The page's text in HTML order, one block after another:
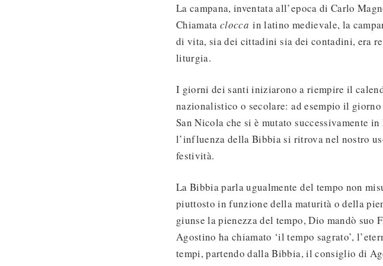
La campana, inventata all’epoca di Carlo
Chiamatacloccain latino medievale, la
di vita, sia dei cittadini sia dei contadini, era
liturgia.
I giorni dei santi iniziarono a riempire il
nazionalistico o secolare: ad esempio il
San Nicola che si è mutato successivamente
l’influenza della Bibbia si ritrova nel nostro
festività.
La Bibbia parla ugualmente del tempo non
piuttosto in funzione della maturità o della
giunse la pienezza del tempo, Dio mandò
Agostino ha chiamato ‘il tempo sagrato’,
tempi, partendo dalla Bibbia, il consiglio di